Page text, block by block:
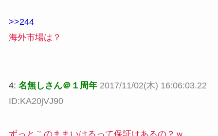
>>244
海外市場は？
4: 名無しさん＠１周年 2017/11/02(木) 16:06:03.22
ID:KA20jVJ90